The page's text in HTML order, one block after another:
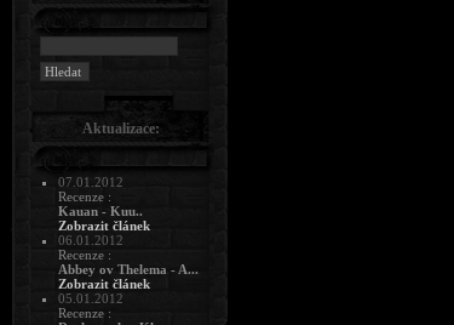
Aktualizace:
07.01.2012
Recenze :
Kauan - Kuu..
Zobrazit článek
06.01.2012
Recenze :
Abbey ov Thelema - A...
Zobrazit článek
05.01.2012
Recenze :